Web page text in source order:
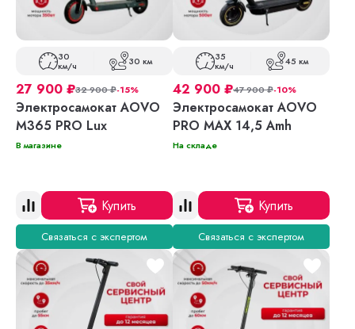
30
км/ч 30 км
27 900 ₽32 900₽-15%
Электросамокат AOVO
M365 PRO Lux
В магазине
Купить
Связаться с экспертом
35
км/ч 45 км
42 900 ₽47 900₽-10%
Электросамокат AOVO
PRO MAX 14,5 Amh
На складе
Купить
Связаться с экспертом